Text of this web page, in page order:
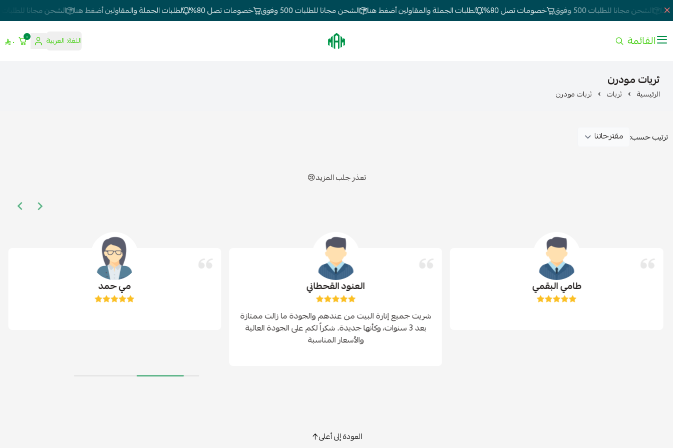
الشحن مجانا للطلبات 500 وفوق خصومات تصل 80% لطلبات الجملة والمقاولين أضغط هنا الشحن مجانا للطلبات 500 وفوق خصومات تصل 80% لطلبات الجملة والمقاولين أضغط هنا الشحن مجانا للطلبات 500 وفوق
القائمة الموسى للإنارة اللغة: العربية ٠ ٠
ثريات مودرن
الرئيسية ثريات ثريات مودرن
ترتيب حسب:
تعذر جلب المزيد😢
طامي البقمي العنود القحطاني
شريت جميع إنارة البيت من عندهم والجودة ما زالت ممتازة
بعد 3 سنوات، وكأنها جديدة. شكراً لكم على الجودة العالية
والأسعار المناسبة
مي حمد
العودة إلى أعلى